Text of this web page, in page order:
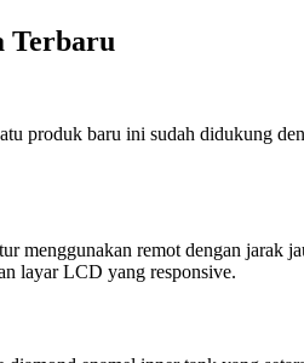
Terbaru
produk baru ini sudah didukung
menggunakan remot dengan jarak
layar LCD yang responsive.